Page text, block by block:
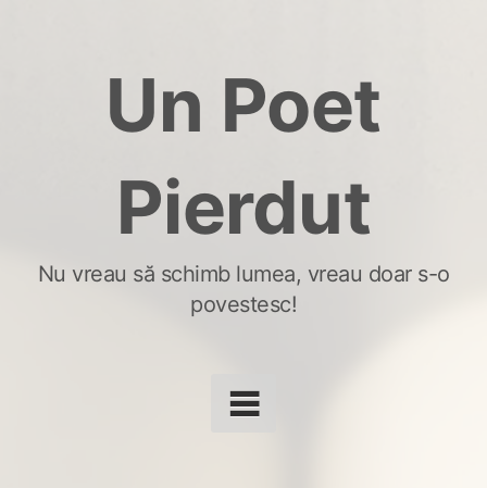
Un Poet
Pierdut
Nu vreau să schimb lumea, vreau doar s-o
povestesc!